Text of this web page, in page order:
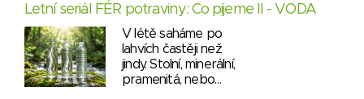
Letní seriál FÉR potraviny: Co pijeme II - VODA
V létě saháme po
lahvích častěji než
jindy. Stolní, minerální,
pramenitá, nebo…